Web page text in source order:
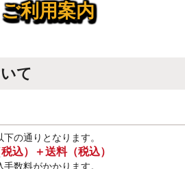
ご利用案内
て
の通りとなります。
込）＋送料（税込）
手数料がかかります。